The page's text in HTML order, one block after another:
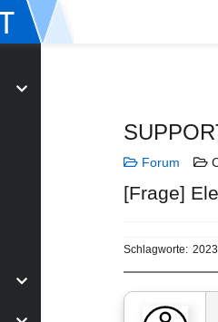
Forum
[Frage]
Schlagworte: 2023